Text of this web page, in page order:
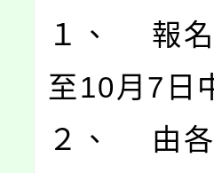
１、 報名
至10月7日
２、 由各